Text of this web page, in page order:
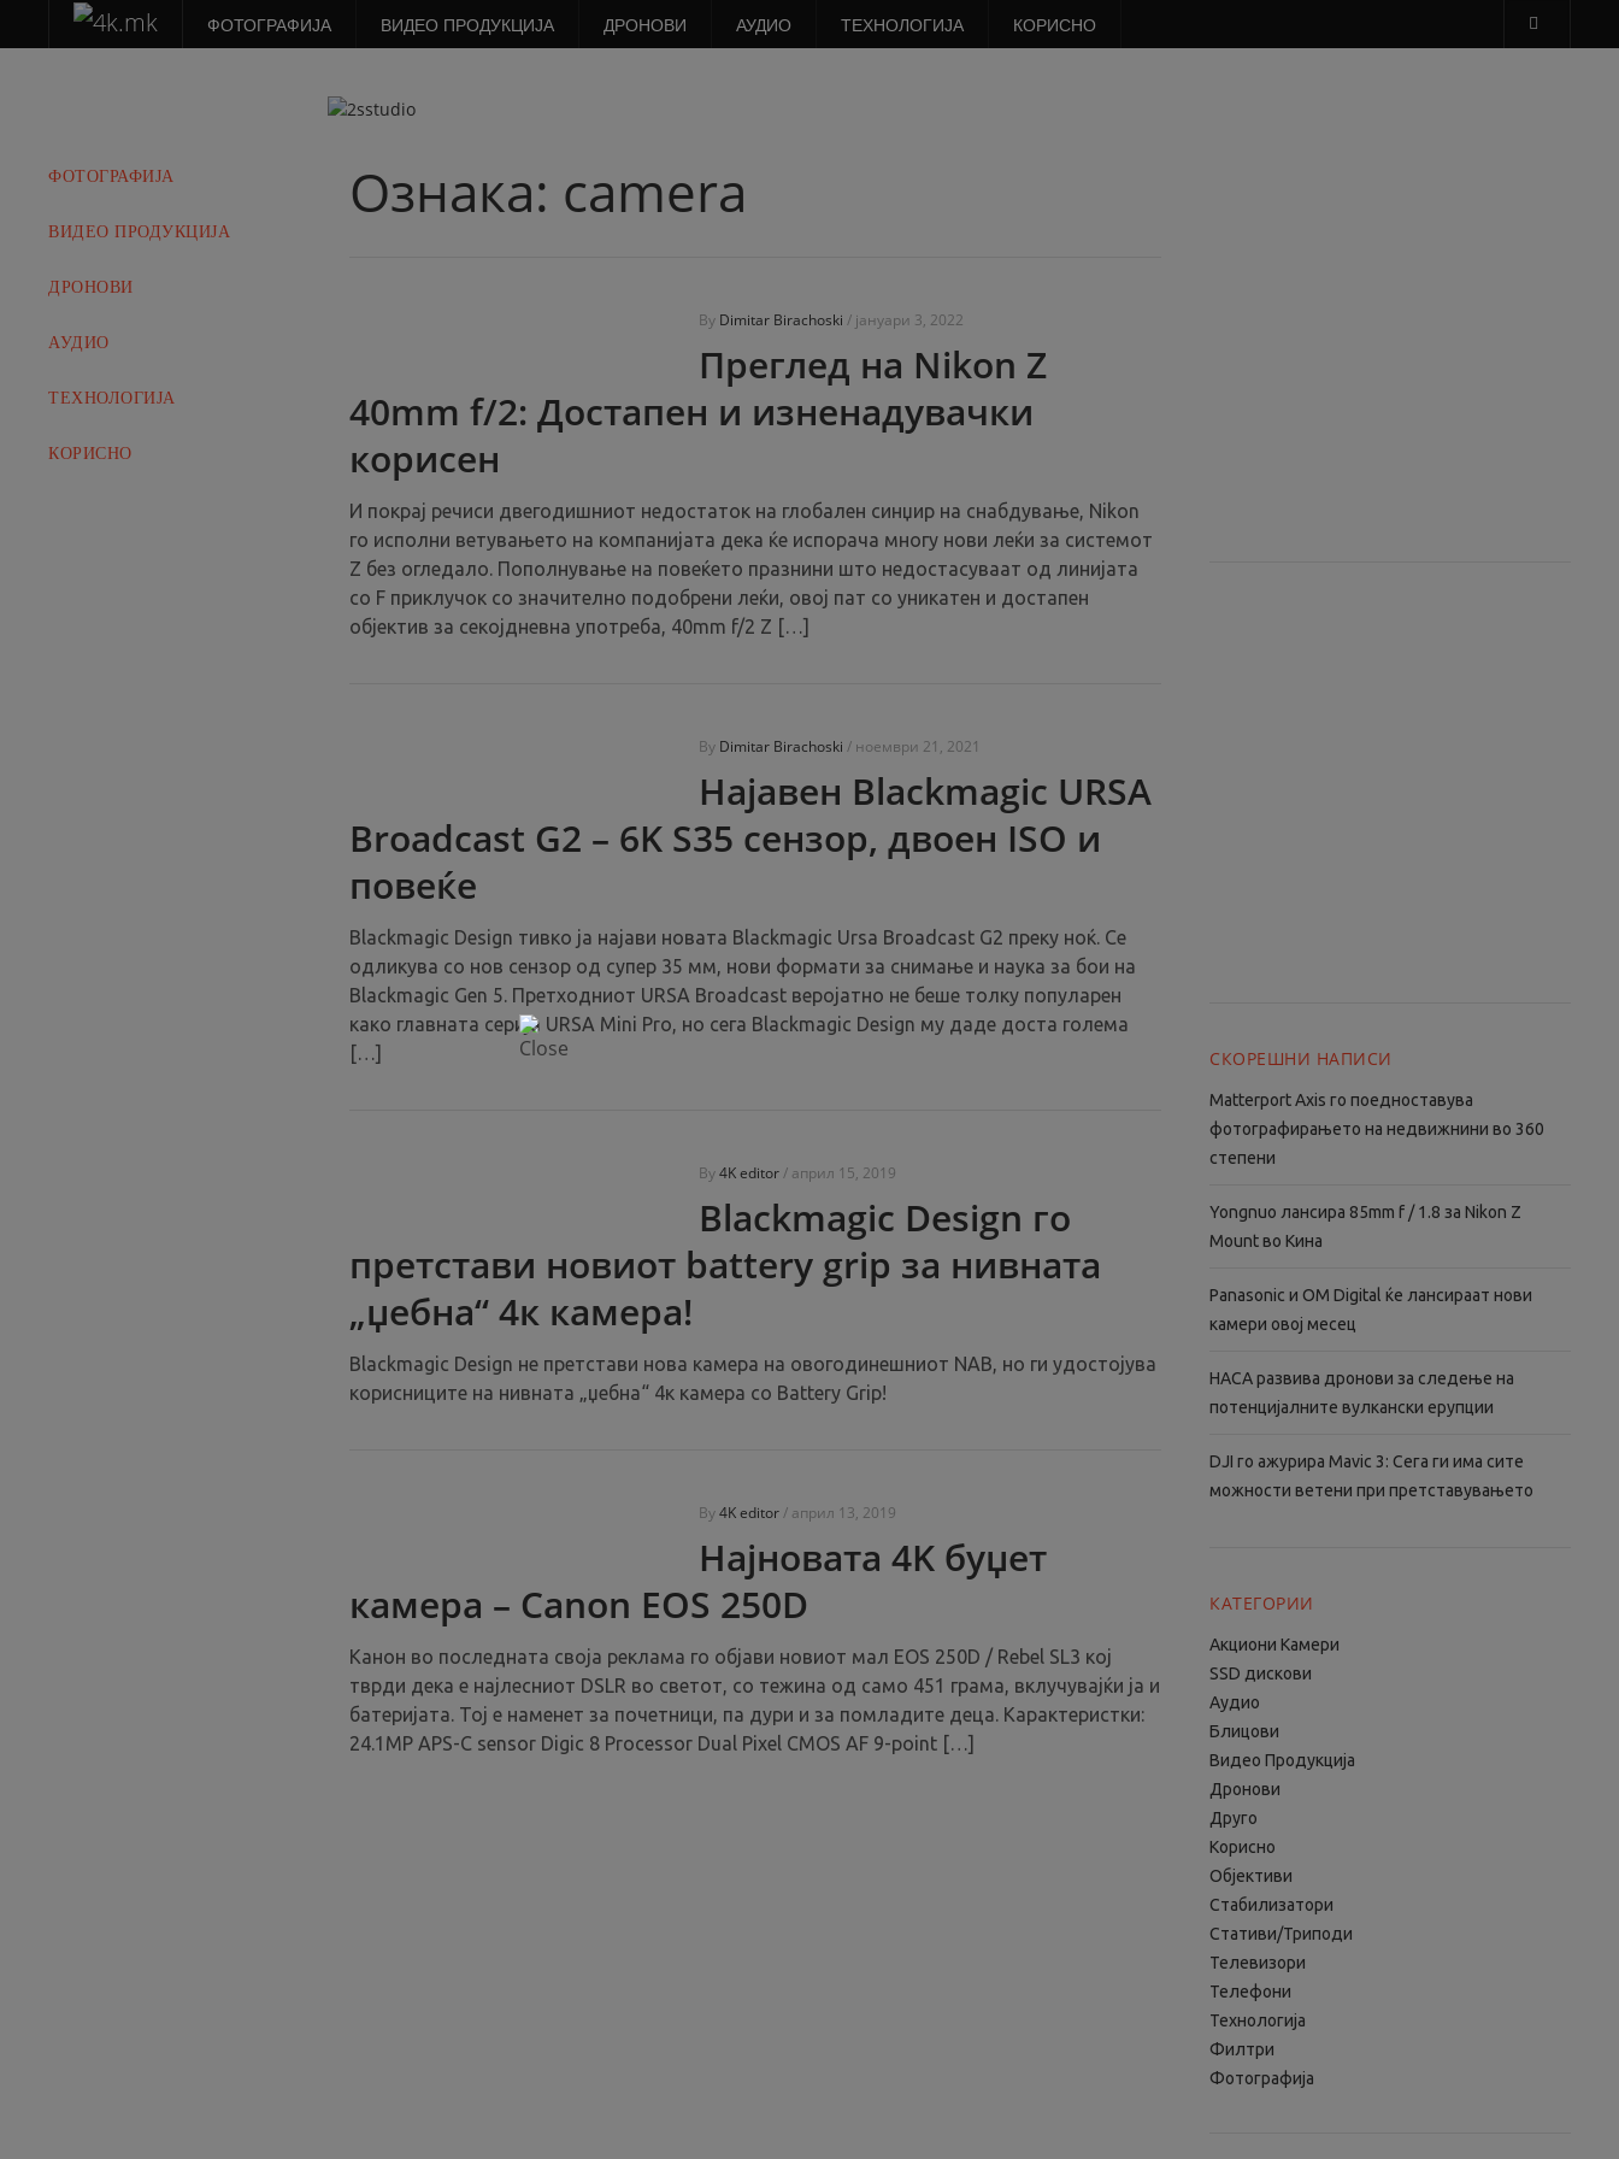
ФОТОГРАФИЈА ВИДЕО ПРОДУКЦИЈА ДРОНОВИ АУДИО ТЕХНОЛОГИЈА КОРИСНО
ФОТОГРАФИЈА
ВИДЕО ПРОДУКЦИЈА
ДРОНОВИ
АУДИО
ТЕХНОЛОГИЈА
КОРИСНО
Ознака: camera
By Dimitar Birachoski / јануари 3, 2022
Преглед на Nikon Z
40mm f/2: Достапен и изненадувачки
корисен
И покрај речиси двегодишниот недостаток на глобален синџир на снабдување, Nikon
го исполни ветувањето на компанијата дека ќе испорача многу нови леќи за системот
Z без огледало. Пополнување на повеќето празнини што недостасуваат од линијата
со F приклучок со значително подобрени леќи, овој пат со уникатен и достапен
објектив за секојдневна употреба, 40mm f/2 Z […]
By Dimitar Birachoski / ноември 21, 2021
Најавен Blackmagic URSA
Broadcast G2 – 6K S35 сензор, двоен ISO и
повеќе
Blackmagic Design тивко ja најави новaта Blackmagic Ursa Broadcast G2 преку ноќ. Се
одликува со нов сензор од супер 35 мм, нови формати за снимање и наука за бои на
Blackmagic Gen 5. Претходниот URSA Broadcast веројатно не беше толку популарен
како главната серија URSA Mini Pro, но сега Blackmagic Design му даде доста голема
[…]
By4K editor/ април 15, 2019
Blackmagic Design го
претстави новиот battery grip за нивната
„џебна“ 4к камера!
Blackmagic Design не претстави нова камера на овогодинешниот NAB, но ги удостојува
корисниците на нивната „џебна“ 4к камера со Battery Grip!
By4K editor/ април 13, 2019
Најновата 4K буџет
камера – Canon EOS 250D
Канон во последната своја реклама го објави новиот мал EOS 250D / Rebel SL3 кој
тврди дека е најлесниот DSLR во светот, со тежина од само 451 грама, вклучувајќи ја и
батеријата. Тој е наменет за почетници, па дури и за помладите деца. Карактеристки:
24.1MP APS-C sensor Digic 8 Processor Dual Pixel CMOS AF 9-point […]
СКОРЕШНИ НАПИСИ
Matterport Axis го поедноставува
фотографирањето на недвижнини во 360
степени
Yongnuo лансира 85mm f / 1.8 за Nikon Z
Mount во Кина
Panasonic и OM Digital ќе лансираат нови
камери овој месец
НАСА развива дронови за следење на
потенцијалните вулкански ерупции
DJI го ажурира Mavic 3: Сега ги има сите
можности ветени при претставувањето
КАТЕГОРИИ
Aкциони Камери
SSD дискови
Аудио
Блицови
Видео Продукција
Дронови
Друго
Корисно
Објективи
Стабилизатори
Стативи/Триподи
Телевизори
Телефони
Технологија
Филтри
Фотографија